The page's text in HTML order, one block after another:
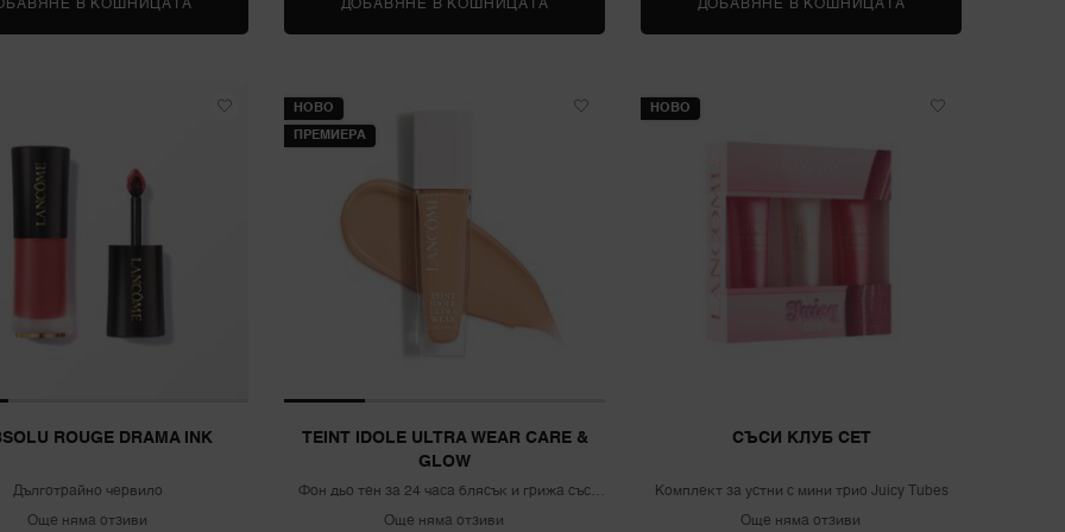
В КОШНИЦАТА RÉNERGIE H.P.N. UVMUNE SPF50 CREAM
ДОБАВЯНЕ В КОШНИЦАТА TEINT IDOLE SHAPE STICK FOUNDATION
ДОБАВЯНЕ В КОШНИЦАТА
ROUGE DRAMA INK
Дълготрайно червило
Още няма отзиви
НОВО
ПРЕМИЕРА
TEINT IDOLE ULTRA WEAR CARE &
GLOW
Фон дьо тен за 24 часа блясък и грижа със
Още няма отзиви
НОВО
СЪСИ КЛУБ СЕТ
Комплект за устни с мини трио Juicy Tubes
Още няма отзиви